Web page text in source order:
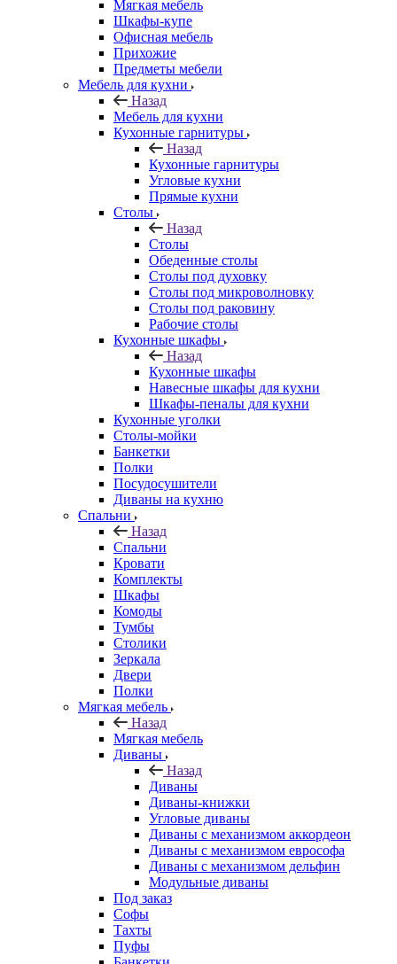
Мягкая мебель
Шкафы-купе
Офисная мебель
Прихожие
Предметы мебели
Мебель для кухни
Назад
Мебель для кухни
Кухонные гарнитуры
Назад
Кухонные гарнитуры
Угловые кухни
Прямые кухни
Столы
Назад
Столы
Обеденные столы
Столы под духовку
Столы под микроволновку
Столы под раковину
Рабочие столы
Кухонные шкафы
Назад
Кухонные шкафы
Навесные шкафы для кухни
Шкафы-пеналы для кухни
Кухонные уголки
Столы-мойки
Банкетки
Полки
Посудосушители
Диваны на кухню
Спальни
Назад
Спальни
Кровати
Комплекты
Шкафы
Комоды
Тумбы
Столики
Зеркала
Двери
Полки
Мягкая мебель
Назад
Мягкая мебель
Диваны
Назад
Диваны
Диваны-книжки
Угловые диваны
Диваны с механизмом аккордеон
Диваны с механизмом еврософа
Диваны с механизмом дельфин
Модульные диваны
Под заказ
Софы
Тахты
Пуфы